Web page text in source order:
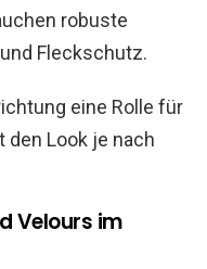
robuste
Fleckschutz.
eine Rolle für
den Look je nach
Velours im